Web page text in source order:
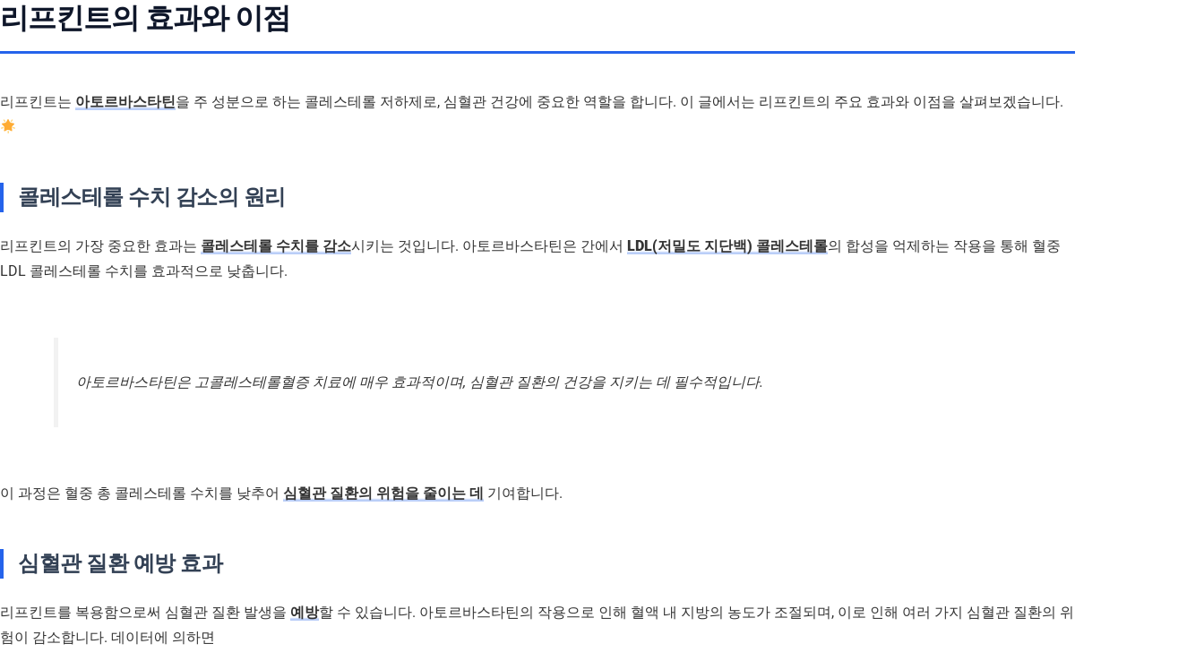
리프킨트의 효과와 이점
리프킨트는 아토르바스타틴을 주 성분으로 하는 콜레스테롤 저하제로, 심혈관 건강에 중요한 역할을 합니다. 이 글에서는 리프킨트의 주요 효과와 이점을 살펴보겠습니다.
콜레스테롤 수치 감소의 원리
리프킨트의 가장 중요한 효과는 콜레스테롤 수치를 감소시키는 것입니다. 아토르바스타틴은 간에서 LDL(저밀도 지단백) 콜레스테롤의 합성을 억제하는 작용을 통해 혈중
LDL 콜레스테롤 수치를 효과적으로 낮춥니다.
아토르바스타틴은 고콜레스테롤혈증 치료에 매우 효과적이며, 심혈관 질환의 건강을 지키는 데 필수적입니다.
이 과정은 혈중 총 콜레스테롤 수치를 낮추어 심혈관 질환의 위험을 줄이는 데 기여합니다.
심혈관 질환 예방 효과
리프킨트를 복용함으로써 심혈관 질환 발생을 예방할 수 있습니다. 아토르바스타틴의 작용으로 인해 혈액 내 지방의 농도가 조절되며, 이로 인해 여러 가지 심혈관 질환의 위
험이 감소합니다. 데이터에 의하면